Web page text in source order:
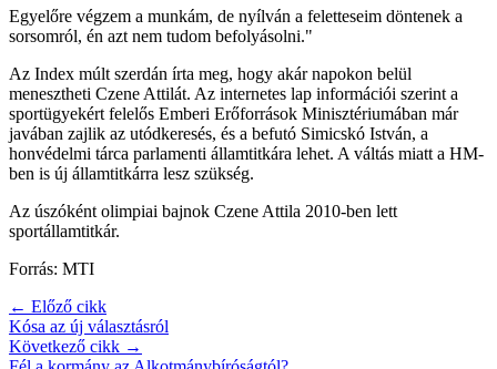
Egyelőre végzem a munkám, de nyílván a feletteseim döntenek a
sorsomról, én azt nem tudom befolyásolni."
Az Index múlt szerdán írta meg, hogy akár napokon belül
menesztheti Czene Attilát. Az internetes lap információi szerint a
sportügyekért felelős Emberi Erőforrások Minisztériumában már
javában zajlik az utódkeresés, és a befutó Simicskó István, a
honvédelmi tárca parlamenti államtitkára lehet. A váltás miatt a HM-
ben is új államtitkárra lesz szükség.
Az úszóként olimpiai bajnok Czene Attila 2010-ben lett
sportállamtitkár.
Forrás: MTI
← Előző cikk
Kósa az új választásról
Következő cikk →